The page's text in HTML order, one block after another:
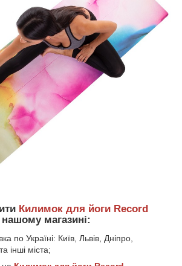
Килимок для йоги Record
нашому магазині:
по Україні: Київ, Львів, Дніпро,
інші міста;